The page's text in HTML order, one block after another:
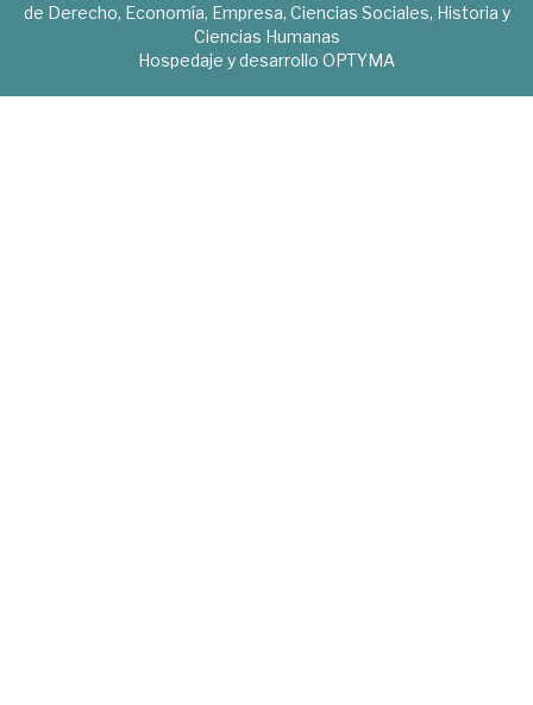
de Derecho, Economía, Empresa, Ciencias Sociales, Historia y
Ciencias Humanas
Hospedaje y desarrollo OPTYMA